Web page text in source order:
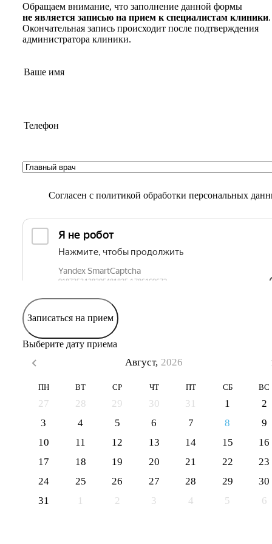
Обращаем внимание, что заполнение данной формы
не является записью на прием к специалистам клиники.
Окончательная запись происходит после подтверждения
администратора клиники.
Согласен с политикой обработки персональных
Записаться на прием
Выберите дату приема
Август, 2026
ПН ВТ СР ЧТ ПТ СБ ВС
27 28 29 30 31 1
2
3
4 5 6 7 8
9
10
11 12 13 14 15
16
17
18 19 20 21 22
23
24
25 26 27 28 29
30
31
1 2 3 4 5 6